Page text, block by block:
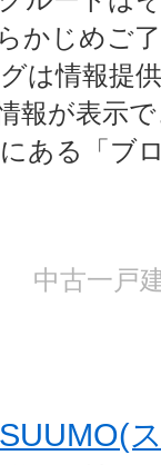
かじめご
は情報提
報が表示
ある「ブ
中古一戸